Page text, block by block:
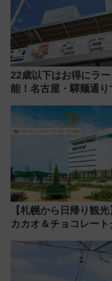
をご紹介
22歳以下はお得にラ
能！名古屋・驛麺通り
よりスタート
【札幌から日帰り観
カカオ＆チョコレート
詰め放題を開催、ロ
駅からのアクセスも